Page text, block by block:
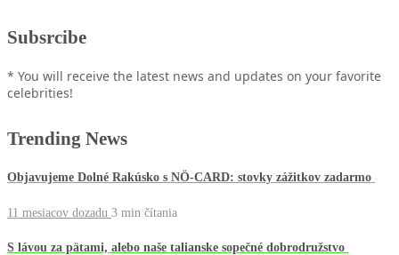
Subsrcibe
* You will receive the latest news and updates on your favorite
celebrities!
Trending News
Objavujeme Dolné Rakúsko s NÖ-CARD: stovky zážitkov zadarmo
11 mesiacov dozadu 3 min čítania
S lávou za pätami, alebo naše talianske sopečné dobrodružstvo